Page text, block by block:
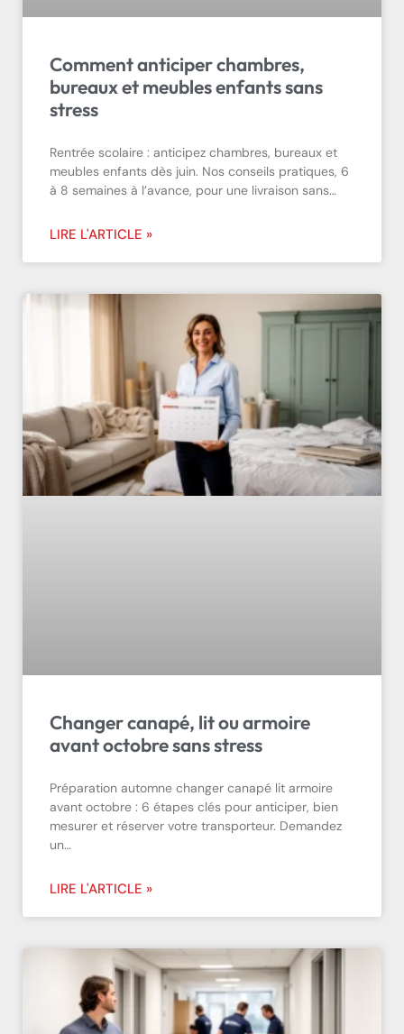
Comment anticiper chambres,
bureaux et meubles enfants sans
stress
Rentrée scolaire : anticipez chambres, bureaux et
meubles enfants dès juin. Nos conseils pratiques, 6
à 8 semaines à l’avance, pour une livraison sans…
LIRE L'ARTICLE »
Changer canapé, lit ou armoire
avant octobre sans stress
Préparation automne changer canapé lit armoire
avant octobre : 6 étapes clés pour anticiper, bien
mesurer et réserver votre transporteur. Demandez
un…
LIRE L'ARTICLE »